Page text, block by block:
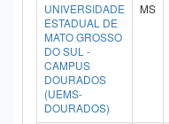
UNIVERSIDADE
ESTADUAL DE
MATO GROSSO
DO SUL -
CAMPUS
DOURADOS
(UEMS-
DOURADOS)
MS